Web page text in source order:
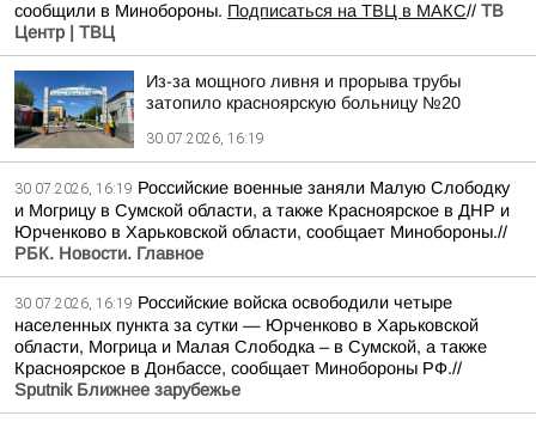
сообщили в Минобороны. Подписаться на ТВЦ в МАКС// ТВ
Центр | ТВЦ
Из-за мощного ливня и прорыва трубы
затопило красноярскую больницу №20
30.07.2026, 16:19
30.07.2026, 16:19 Российские военные заняли Малую Слободку
и Могрицу в Сумской области, а также Красноярское в ДНР и
Юрченково в Харьковской области, сообщает Минобороны.//
РБК. Новости. Главное
30.07.2026, 16:19 Российские войска освободили четыре
населенных пункта за сутки — Юрченково в Харьковской
области, Могрица и Малая Слободка – в Сумской, а также
Красноярское в Донбассе, сообщает Минобороны РФ.//
Sputnik Ближнее зарубежье